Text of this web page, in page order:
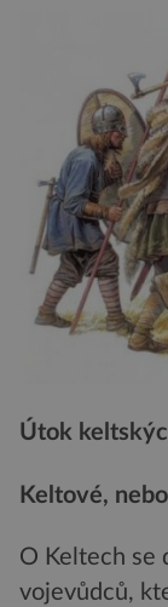
Útok
Keltové,
O Keltech se
vojevůdců,